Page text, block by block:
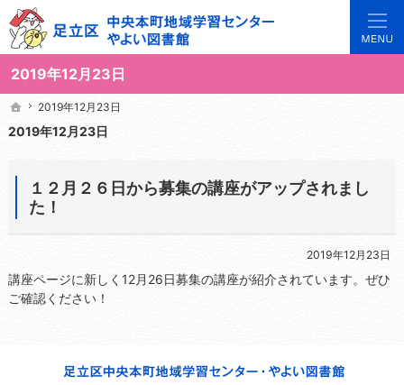
2019年12月23日
3世代で楽しめる地域のひろば。当サイトでは地域の講座や施設をご案内しています。
足立区中央本町地域学習センターや図書館の総合案内サイト
ホーム
2019年12月23日
2019年12月23日
１２月２６日から募集の講座がアップされまし
た！
2019年12月23日
講座ページに新しく12月26日募集の講座が紹介されています。ぜひ
ご確認ください！
ホーム
2019年12月23日